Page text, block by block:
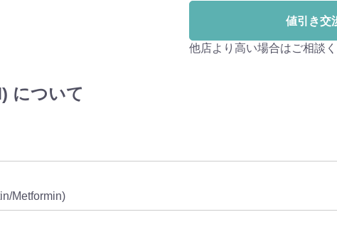
値引き交
他店より高い場合はご相談
について
Metformin)